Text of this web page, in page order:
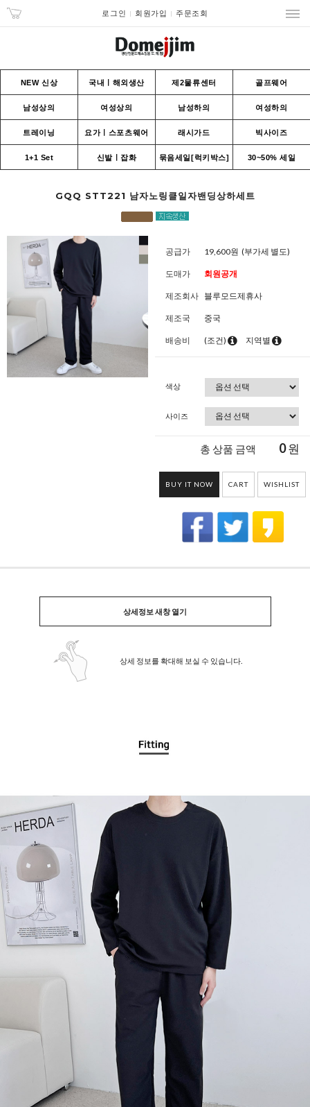
로그인 회원가입 주문조회
NEW 신상 국내ㅣ해외생산 제2물류센터 골프웨어
남성상의 여성상의 남성하의 여성하의
트레이닝 요가ㅣ스포츠웨어 래시가드 빅사이즈
1+1 Set 신발ㅣ잡화 묶음세일[럭키박스] 30~50% 세일
GQQ STT221 남자노링클일자밴딩상하세트
공급가 19,600원 (부가세 별도)
도매가 회원공개
제조회사 블루모드제휴사
제조국 중국
배송비 (조건) 지역별
색상
사이즈
총 상품 금액 0원
BUY IT NOW CART WISHLIST
상세정보 새창 열기
상세 정보를 확대해 보실 수 있습니다.